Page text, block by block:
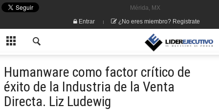
Mérida, MX
Entrar
¿No eres miembro? Registrate
Humanware como factor crítico de
éxito de la Industria de la Venta
Directa. Liz Ludewig